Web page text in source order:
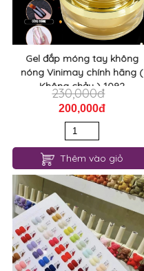
Gel đắp móng tay không
nóng Vinimay chính hãng (
Không chảy ) 1092
230,000đ
200,000đ
Thêm vào giỏ